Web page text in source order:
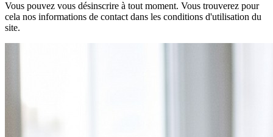
Vous pouvez vous désinscrire à tout moment. Vous trouverez pour
cela nos informations de contact dans les conditions d'utilisation du
site.